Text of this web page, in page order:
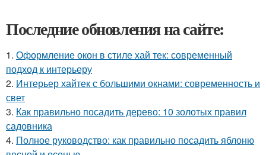
Последние обновления на сайте:
1. Оформление окон в стиле хай тек: современный
подход к интерьеру
2. Интерьер хайтек с большими окнами: современность и
свет
3. Как правильно посадить дерево: 10 золотых правил
садовника
4. Полное руководство: как правильно посадить яблоню